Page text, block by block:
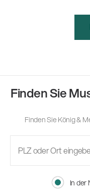
Finden Sie
Finden Sie König &
In der